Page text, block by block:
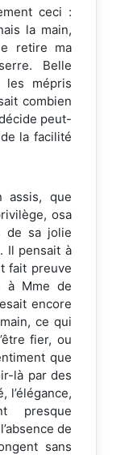
ceci :
la main,
retire ma
Belle
les mépris
combien
peut-
la facilité
que
osa
de sa jolie
Il pensait à
fait preuve
à Mme de
encore
ce qui
fier, ou
que
là par des
l’élégance,
presque
de
sans